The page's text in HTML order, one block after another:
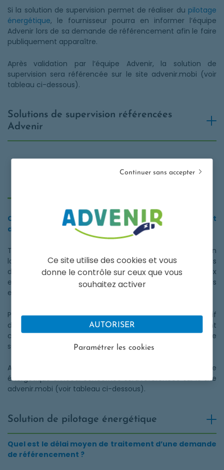
Ce site utilise des cookies et vous
donne le contrôle sur ceux que vous
souhaitez activer
AUTORISER
Continuer sans accepter
Paramétrer les cookies
Si la solution de supervision permet de réaliser du pilotage
énergétique, le fournisseur pourra en informer l’équipe
Advenir lors de sa demande de référencement afin le faire
publiquement apparaître.
Après validation par l’équipe Advenir, la solution de
supervision sera référencée sur le site advenir.mobi (voir
tableau ci-dessous).
Solutions de supervision référencées
Advenir
Comment déposer une demande de référencement
de pilotage énergétique en local ?
Tout fournisseur de solutions de
en
local peut faire une demande de référencement auprès
du programme dès lors que sa solution est conforme aux
exigences du programme Advenir et des réglementations
et des normes de sécurité électrique en vigueur.
Pour cela, il doit transmettre enformat PDFle descriptif
détaillé de sa ou ses solutions ainsi que tout élément
complémentaire qui pourrait étayer son dossier à l’adresse
suivante : advenir@avere-france.org.
Après validation par l’équipe Advenir, la solution de pilotage
énergétique en local concernée sera référencée sur le site
advenir.mobi (voir tableau ci-dessous).
Solution de pilotage énergétique
Quel est le délai moyen de traitement d’une demande
de référencement ?